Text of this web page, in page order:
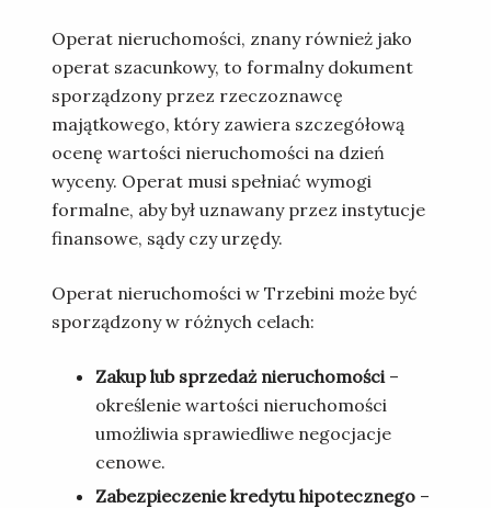
Operat nieruchomości, znany również jako
operat szacunkowy, to formalny dokument
sporządzony przez rzeczoznawcę
majątkowego, który zawiera szczegółową
ocenę wartości nieruchomości na dzień
wyceny. Operat musi spełniać wymogi
formalne, aby był uznawany przez instytucje
finansowe, sądy czy urzędy.
Operat nieruchomości w Trzebini może być
sporządzony w różnych celach:
Zakup lub sprzedaż nieruchomości–
określenie wartości nieruchomości
umożliwia sprawiedliwe negocjacje
cenowe.
Zabezpieczenie kredytu hipotecznego–